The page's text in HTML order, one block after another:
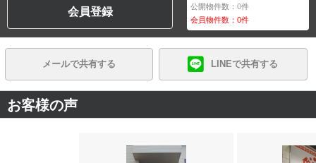
会員登録 公開物件数：0件
会員物件数：0件
メールで共有する LINEで共有する
お客様の声